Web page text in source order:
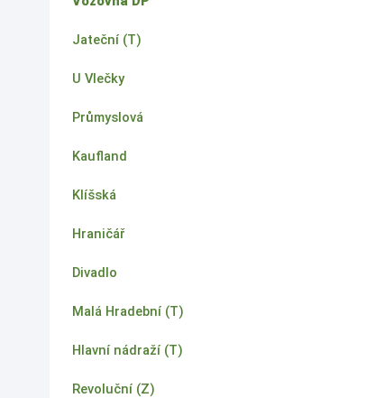
Jateční (T)
U Vlečky
Průmyslová
Kaufland
Klíšská
Hraničář
Divadlo
Malá Hradební (T)
Hlavní nádraží (T)
Revoluční (Z)